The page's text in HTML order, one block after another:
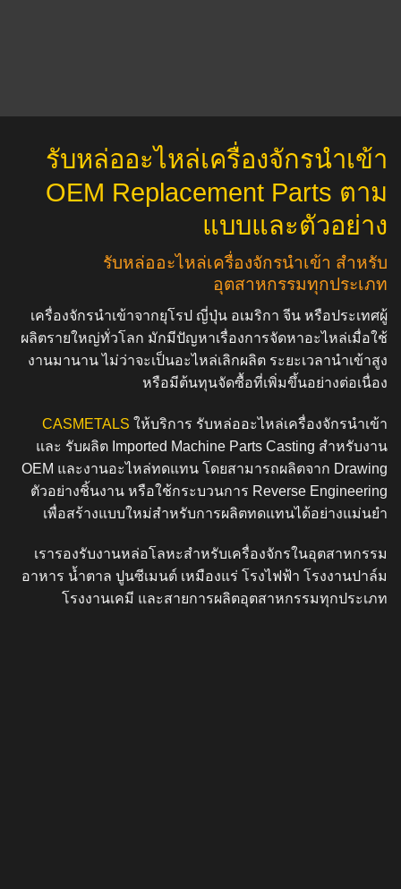
รับหล่ออะไหล่เครื่องจักรนำเข้า
OEM Replacement Parts ตาม
แบบและตัวอย่าง
รับหล่ออะไหล่เครื่องจักรนำเข้า สำหรับ
อุตสาหกรรมทุกประเภท
เครื่องจักรนำเข้าจากยุโรป ญี่ปุ่น อเมริกา จีน หรือประเทศผู้
ผลิตรายใหญ่ทั่วโลก มักมีปัญหาเรื่องการจัดหาอะไหล่เมื่อใช้
งานมานาน ไม่ว่าจะเป็นอะไหล่เลิกผลิต ระยะเวลานำเข้าสูง
หรือมีต้นทุนจัดซื้อที่เพิ่มขึ้นอย่างต่อเนื่อง
CASMETALS ให้บริการ รับหล่ออะไหล่เครื่องจักรนำเข้า
และ รับผลิต Imported Machine Parts Casting สำหรับงาน
OEM และงานอะไหล่ทดแทน โดยสามารถผลิตจาก Drawing
ตัวอย่างชิ้นงาน หรือใช้กระบวนการ Reverse Engineering
เพื่อสร้างแบบใหม่สำหรับการผลิตทดแทนได้อย่างแม่นยำ
เรารองรับงานหล่อโลหะสำหรับเครื่องจักรในอุตสาหกรรม
อาหาร น้ำตาล ปูนซีเมนต์ เหมืองแร่ โรงไฟฟ้า โรงงานปาล์ม
โรงงานเคมี และสายการผลิตอุตสาหกรรมทุกประเภท